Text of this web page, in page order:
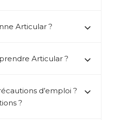
os, muscles et
sanguine pour
Articular ?
Articular ?
d’emploi ?
?